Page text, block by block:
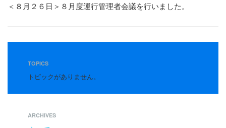
＜８月２６日＞８月度運行管理者会議を行いました。
TOPICS
トピックがありません。
ARCHIVES